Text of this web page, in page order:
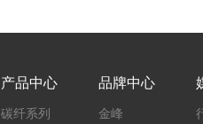
产品中心
碳纤系列
品牌中心
金峰